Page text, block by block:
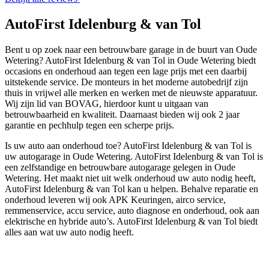
AutoFirst Idelenburg & van Tol
Bent u op zoek naar een betrouwbare garage in de buurt van Oude
Wetering? AutoFirst Idelenburg & van Tol in Oude Wetering biedt
occasions en onderhoud aan tegen een lage prijs met een daarbij
uitstekende service. De monteurs in het moderne autobedrijf zijn
thuis in vrijwel alle merken en werken met de nieuwste apparatuur.
Wij zijn lid van BOVAG, hierdoor kunt u uitgaan van
betrouwbaarheid en kwaliteit. Daarnaast bieden wij ook 2 jaar
garantie en pechhulp tegen een scherpe prijs.
Is uw auto aan onderhoud toe? AutoFirst Idelenburg & van Tol is
uw autogarage in Oude Wetering. AutoFirst Idelenburg & van Tol is
een zelfstandige en betrouwbare autogarage gelegen in Oude
Wetering. Het maakt niet uit welk onderhoud uw auto nodig heeft,
AutoFirst Idelenburg & van Tol kan u helpen. Behalve reparatie en
onderhoud leveren wij ook APK Keuringen, airco service,
remmenservice, accu service, auto diagnose en onderhoud, ook aan
elektrische en hybride auto’s. AutoFirst Idelenburg & van Tol biedt
alles aan wat uw auto nodig heeft.